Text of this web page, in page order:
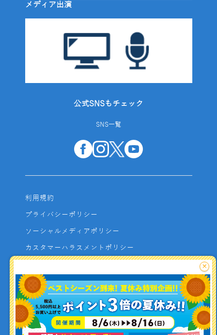
メディア出演
公式SNSもチェック
SNS一覧
利用規約
プライバシーポリシー
ソーシャルメディアポリシー
カスタマーハラスメントポリシー
よくあるご質問
お問い合わせ
利用者資金の保全方法
×